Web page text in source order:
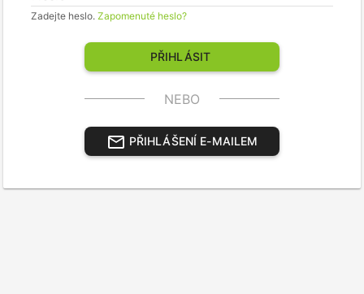
Zadejte heslo. Zapomenuté heslo?
PŘIHLÁSIT
NEBO
mail_outline PŘIHLÁŠENÍ E-MAILEM